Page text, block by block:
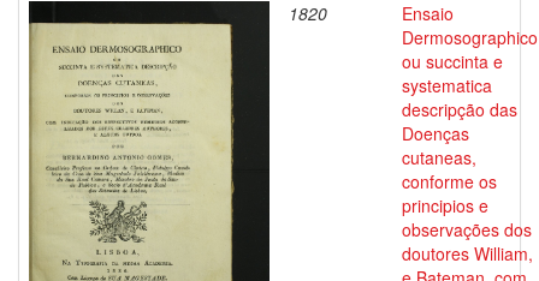
1820
Ensaio
Dermosographico
ou succinta e
systematica
descripção das
Doenças
cutaneas,
conforme os
principios e
observações dos
doutores William,